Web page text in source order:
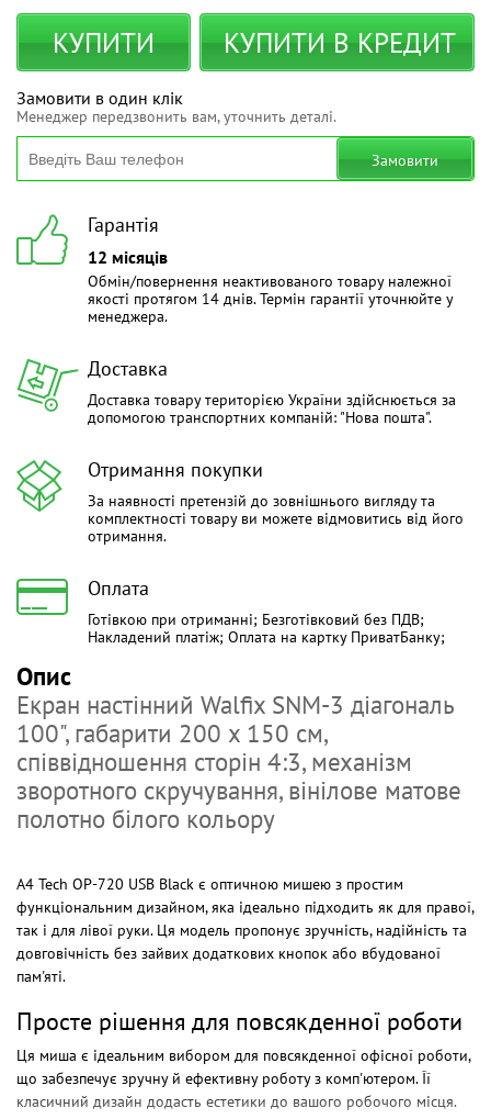
КУПИТИ КУПИТИ В КРЕДИТ
Замовити в один клік
Менеджер передзвонить вам, уточнить деталі.
Замовити
Гарантія
12 місяців
Обмін/повернення неактивованого товару належної
якості протягом 14 днів. Термін гарантії уточнюйте у
менеджера.
Доставка
Доставка товару територією України здійснюється за
допомогою транспортних компаній: "Нова пошта".
Отримання покупки
За наявності претензій до зовнішнього вигляду та
комплектності товару ви можете відмовитись від його
отримання.
Оплата
Готівкою при отриманні; Безготівковий без ПДВ;
Накладений платіж; Оплата на картку ПриватБанку;
Опис
Екран настінний Walfix SNM-3 діагональ
100", габарити 200 х 150 см,
співвідношення сторін 4:3, механізм
зворотного скручування, вінілове матове
полотно білого кольору
A4 Tech OP-720 USB Black є оптичною мишею з простим
функціональним дизайном, яка ідеально підходить як для правої,
так і для лівої руки. Ця модель пропонує зручність, надійність та
довговічність без зайвих додаткових кнопок або вбудованої
пам'яті.
Просте рішення для повсякденної роботи
Ця миша є ідеальним вибором для повсякденної офісної роботи,
що забезпечує зручну й ефективну роботу з комп'ютером. Її
класичний дизайн додасть естетики до вашого робочого місця.